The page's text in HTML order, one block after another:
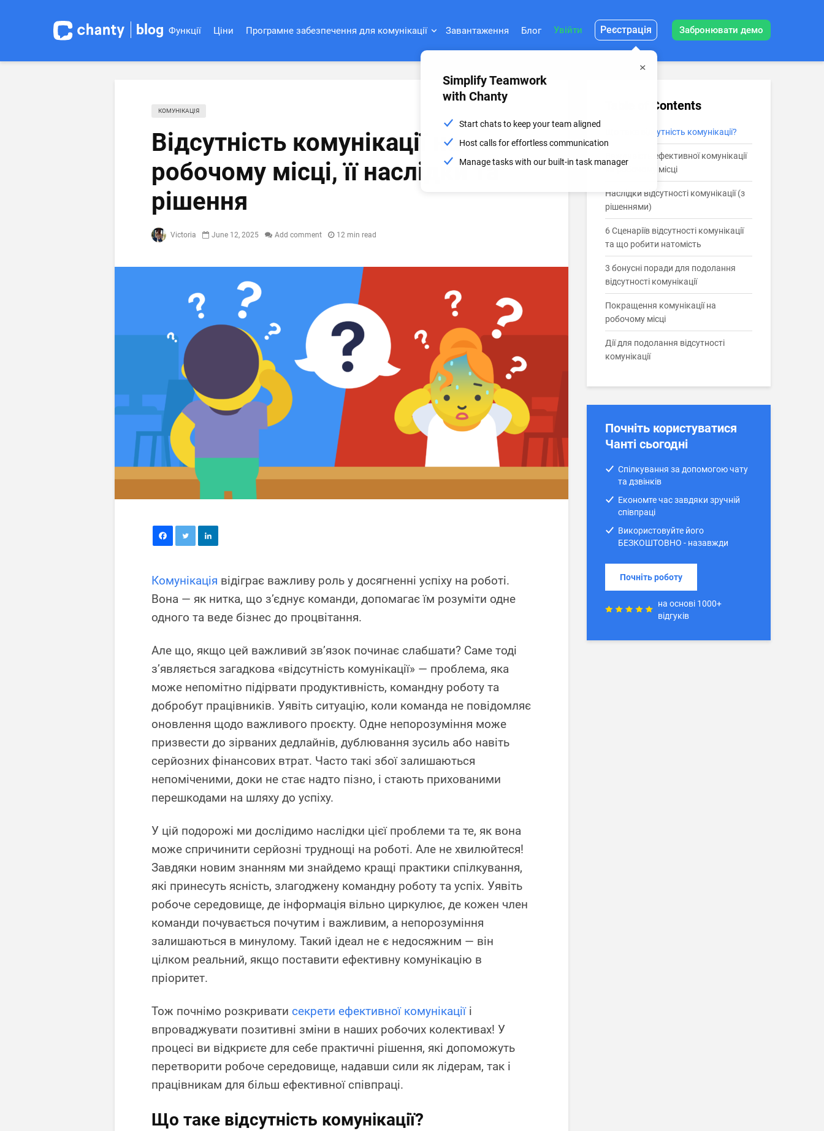
blog Функції Ціни Програмне забезпечення для комунікації Завантаження Блог Увійти Реєстрація
Simplify Teamwork
with Chanty
Start chats to keep your team aligned
Host calls for effortless communication
Manage tasks with our built-in task manager
Забронювати демо
КОМУНІКАЦІЯ
Відсутність комунікації на
робочому місці, її наслідки та
рішення
Victoria June 12, 2025 Add comment 12 min read
Комунікація відіграє важливу роль у досягненні успіху на роботі.
Вона — як нитка, що з’єднує команди, допомагає їм розуміти одне
одного та веде бізнес до процвітання.
Але що, якщо цей важливий зв’язок починає слабшати? Саме тоді
з’являється загадкова «відсутність комунікації» — проблема, яка
може непомітно підірвати продуктивність, командну роботу та
добробут працівників. Уявіть ситуацію, коли команда не повідомляє
оновлення щодо важливого проєкту. Одне непорозуміння може
призвести до зірваних дедлайнів, дублювання зусиль або навіть
серйозних фінансових втрат. Часто такі збої залишаються
непоміченими, доки не стає надто пізно, і стають прихованими
перешкодами на шляху до успіху.
У цій подорожі ми дослідимо наслідки цієї проблеми та те, як вона
може спричинити серйозні труднощі на роботі. Але не хвилюйтеся!
Завдяки новим знанням ми знайдемо кращі практики спілкування,
які принесуть ясність, злагоджену командну роботу та успіх. Уявіть
робоче середовище, де інформація вільно циркулює, де кожен член
команди почувається почутим і важливим, а непорозуміння
залишаються в минулому. Такий ідеал не є недосяжним — він
цілком реальний, якщо поставити ефективну комунікацію в
пріоритет.
Тож почнімо розкривати секрети ефективної комунікаціїі
впроваджувати позитивні зміни в наших робочих колективах! У
процесі ви відкриєте для себе практичні рішення, які допоможуть
перетворити робоче середовище, надавши сили як лідерам, так і
працівникам для більш ефективної співпраці.
Що таке відсутність комунікації?
Table of Contents
Що таке відсутність комунікації?
Важливість ефективної комунікації
на робочому місці
Наслідки відсутності комунікації (з
рішеннями)
6 Сценаріїв відсутності комунікації
та що робити натомість
3 бонусні поради для подолання
відсутності комунікації
Покращення комунікації на
робочому місці
Дії для подолання відсутності
комунікації
Почніть користуватися
Чанті сьогодні
Спілкування за допомогою чату
та дзвінків
Економте час завдяки зручній
співпраці
Використовуйте його
БЕЗКОШТОВНО - назавжди
Почніть роботу
на основі 1000+
відгуків